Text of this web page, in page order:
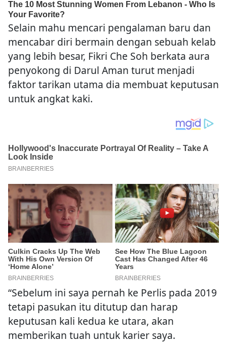
Selain mahu mencari pengalaman baru dan
mencabar diri bermain dengan sebuah kelab
yang lebih besar, Fikri Che Soh berkata aura
penyokong di Darul Aman turut menjadi
faktor tarikan utama dia membuat keputusan
untuk angkat kaki.
“Sebelum ini saya pernah ke Perlis pada 2019
tetapi pasukan itu ditutup dan harap
keputusan kali kedua ke utara, akan
memberikan tuah untuk karier saya.